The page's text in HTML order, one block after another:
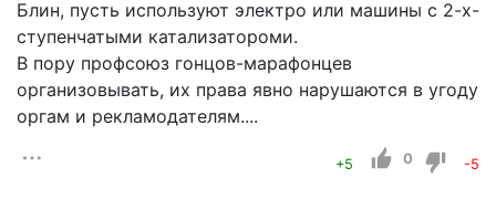
Блин, пусть используют электро или машины с 2-х-
ступенчатыми катализатороми.
В пору профсоюз гонцов-марафонцев
организовывать, их права явно нарушаются в угоду
оргам и рекламодателям....
+5 0 -5